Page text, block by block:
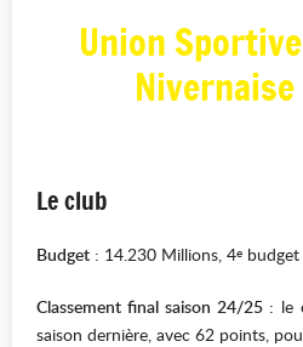
Union
Nivernaise
Le club
Budget : 14.230 Millions, 4e
Classement final saison 24/25 : le
saison dernière, avec 62 points,